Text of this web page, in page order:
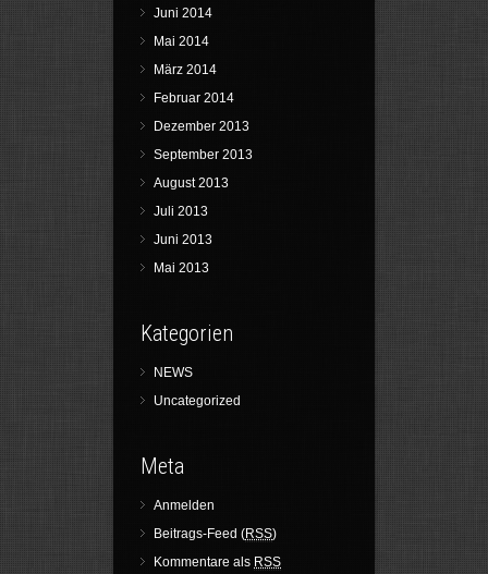
Juni 2014
Mai 2014
März 2014
Februar 2014
Dezember 2013
September 2013
August 2013
Juli 2013
Juni 2013
Mai 2013
Kategorien
NEWS
Uncategorized
Meta
Anmelden
Beitrags-Feed (RSS)
Kommentare als RSS